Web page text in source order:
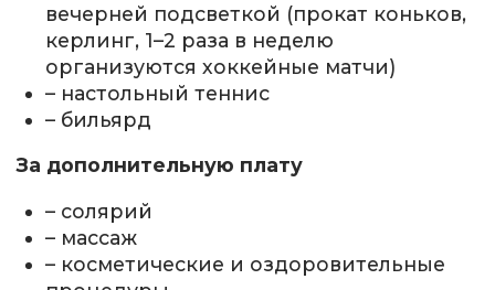
вечерней подсветкой (прокат коньков,
керлинг, 1–2 раза в неделю
организуются хоккейные матчи)
– настольный теннис
– бильярд
За дополнительную плату
– солярий
– массаж
– косметические и оздоровительные